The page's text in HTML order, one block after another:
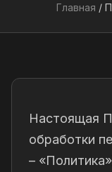
Главная /
Настоящая
обработки
–